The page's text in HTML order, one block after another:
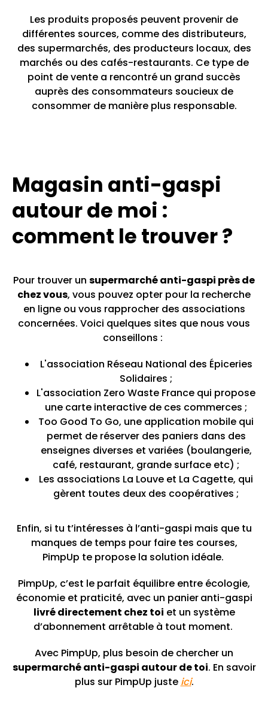
‍Les produits proposés peuvent provenir de
différentes sources, comme des distributeurs,
des supermarchés, des producteurs locaux, des
marchés ou des cafés-restaurants.‍ Ce type de
point de vente a rencontré un grand succès
auprès des consommateurs soucieux de
consommer de manière plus responsable.
Magasin anti-gaspi
autour de moi :
comment le trouver ?
Pour trouver un supermarché anti-gaspi près de
chez vous, vous pouvez opter pour la recherche
en ligne ou vous rapprocher des associations
concernées. Voici quelques sites que nous vous
conseillons :
L'association Réseau National des Épiceries
Solidaires ;
L'association Zero Waste France qui propose
une carte interactive de ces commerces ;
Too Good To Go, une application mobile qui
permet de réserver des paniers dans des
enseignes diverses et variées (boulangerie,
café, restaurant, grande surface etc) ;
Les associations La Louve et La Cagette, qui
gèrent toutes deux des coopératives ;
Enfin, si tu t’intéresses à l’anti-gaspi mais que tu
manques de temps pour faire tes courses,
PimpUp te propose la solution idéale.
PimpUp, c’est le parfait équilibre entre écologie,
économie et praticité, avec un panieranti-gaspi
livré directement chez toi et un système
d’abonnement arrêtable à tout moment.
Avec PimpUp, plus besoin de chercher un
supermarché anti-gaspi autour de toi. En savoir
plus sur PimpUp juste ici.